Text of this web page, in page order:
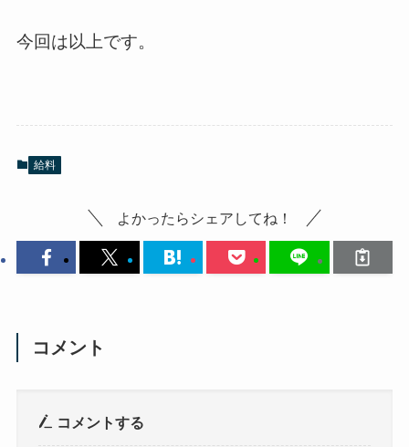
今回は以上です。
給料
よかったらシェアしてね！
コメント
コメントする